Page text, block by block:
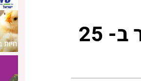
פר ההרבעה היקר ביותר נמכר ב- 25